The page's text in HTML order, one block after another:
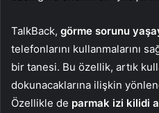
TalkBack, görme sorunu
telefonlarını kullanmalarını
bir tanesi. Bu özellik, artık
dokunacaklarına ilişkin
Özellikle de parmak izi kilidi